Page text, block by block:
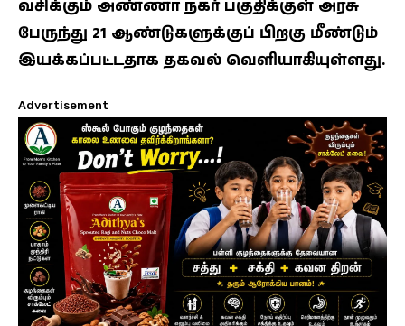
வசிக்கும் அண்ணா நகர் பகுதிக்குள் அரசு
பேருந்து 21 ஆண்டுகளுக்குப் பிறகு மீண்டும்
இயக்கப்பட்டதாக தகவல் வெளியாகியுள்ளது.
Advertisement